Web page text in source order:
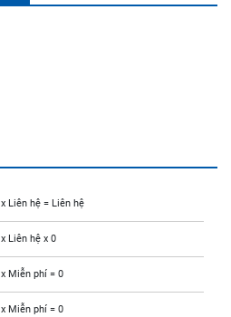
x Liên hệ = Liên hệ
x Liên hệ x 0
x Miễn phí = 0
x Miễn phí = 0